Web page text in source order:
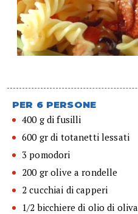
PER 6 PERSONE
400 g di fusilli
600 gr di totanetti lessati
3 pomodori
200 gr olive a rondelle
2 cucchiai di capperi
1/2 bicchiere di olio di oliva